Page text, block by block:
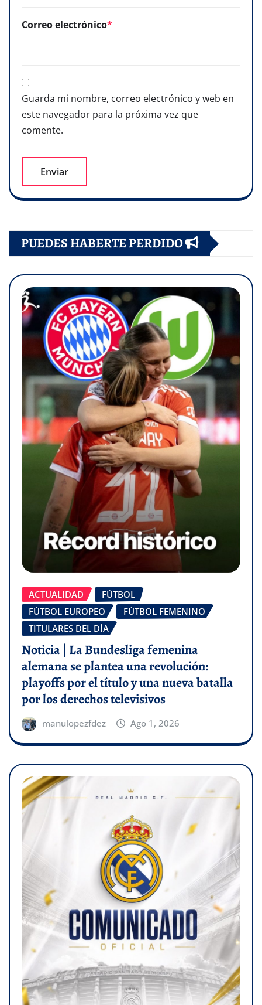
Correo electrónico*
Guarda mi nombre, correo electrónico y web en
este navegador para la próxima vez que
comente.
PUEDES HABERTE PERDIDO
ACTUALIDAD
FÚTBOL
FÚTBOL EUROPEO
FÚTBOL FEMENINO
TITULARES DEL DÍA
Noticia | La Bundesliga femenina
alemana se plantea una revolución:
playoffs por el título y una nueva batalla
por los derechos televisivos
manulopezfdez Ago 1, 2026